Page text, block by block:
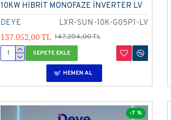
DEYE LXR-SUN-10K-G05P1-LV
10KW HİBRİT MONOFAZE İNVERTER LV
137.052,00 TL 147.204,00 TL
SEPETE EKLE
HEMEN AL
-7 %